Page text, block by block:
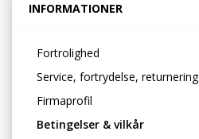
INFORMATIONER
Fortrolighed
Service, fortrydelse, returnering
Firmaprofil
Betingelser & vilkår